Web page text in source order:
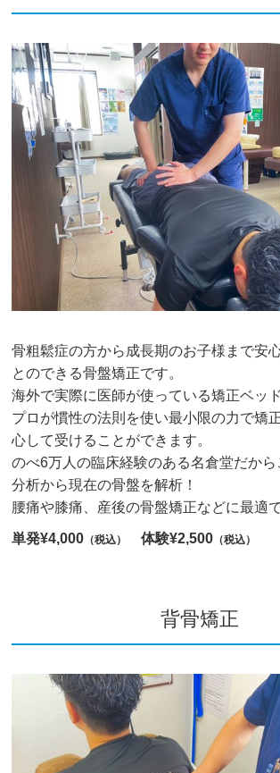
骨粗鬆症の方から成長期のお子様まで安
とのできる骨盤矯正です。
海外で実際に医師が使っている矯正ベッ
プロが慣性の法則を使い最小限の力で矯
心して受けることができます。
のべ6万人の臨床経験のある名倉堂だか
分析から現在の骨盤を解析！
腰痛や膝痛、産後の骨盤矯正などに最適で
単発¥4,000 （税込） 体験¥2,500 （税込）
背骨矯正